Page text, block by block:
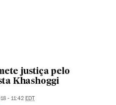
justiça pelo
Khashoggi
- 11:42 EDT